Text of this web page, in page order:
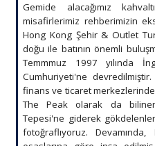
Gemide alacağımız
misafirlerimiz rehberimizin
Hong Kong Şehir & Outlet
doğu ile batının önemli
Temmmuz 1997 yılında
Cumhuriyeti'ne
finans ve ticaret
The Peak olarak da
Tepesi'ne giderek
fotoğraflıyoruz.